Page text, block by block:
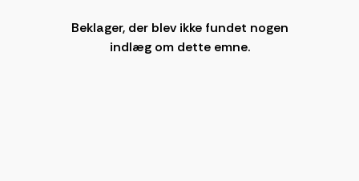
Beklager, der blev ikke fundet nogen
indlæg om dette emne.